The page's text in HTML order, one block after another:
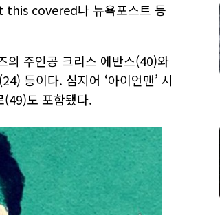
this covered나 뉴욕포스트 등
의 주인공 크리스 에반스(40)와
등이다. 심지어 ‘아이언맨’ 시
(49)도 포함됐다.